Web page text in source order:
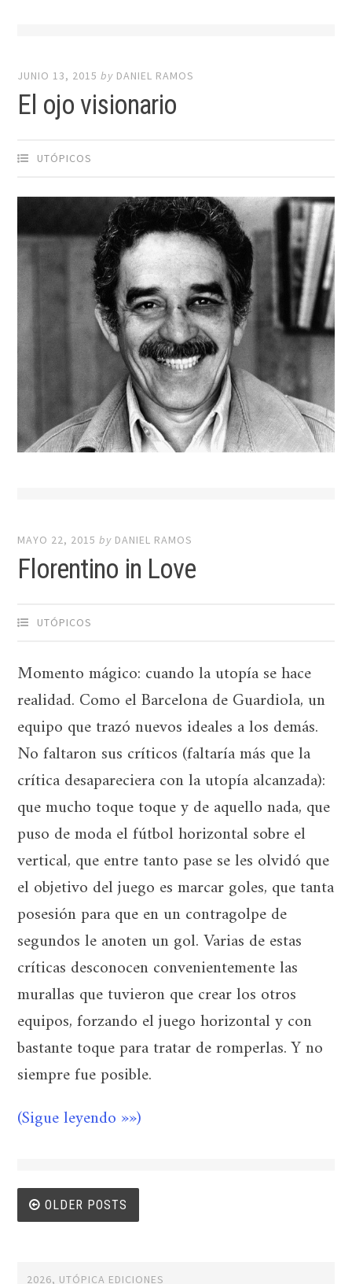
JUNIO 13, 2015 by DANIEL RAMOS
El ojo visionario
UTÓPICOS
MAYO 22, 2015 by DANIEL RAMOS
Florentino in Love
UTÓPICOS
Momento mágico: cuando la utopía se hace
realidad. Como el Barcelona de Guardiola, un
equipo que trazó nuevos ideales a los demás.
No faltaron sus críticos (faltaría más que la
crítica desapareciera con la utopía alcanzada):
que mucho toque toque y de aquello nada, que
puso de moda el fútbol horizontal sobre el
vertical, que entre tanto pase se les olvidó que
el objetivo del juego es marcar goles, que tanta
posesión para que en un contragolpe de
segundos le anoten un gol. Varias de estas
críticas desconocen convenientemente las
murallas que tuvieron que crear los otros
equipos, forzando el juego horizontal y con
bastante toque para tratar de romperlas. Y no
siempre fue posible.
(Sigue leyendo »»)
Posts
OLDER POSTS
2026, UTÓPICA EDICIONES